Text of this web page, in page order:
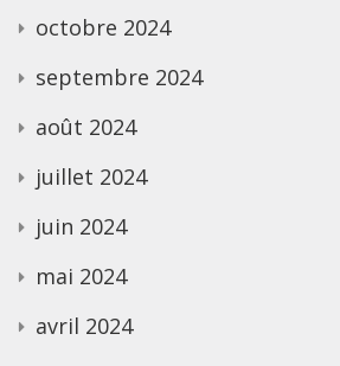
octobre 2024
septembre 2024
août 2024
juillet 2024
juin 2024
mai 2024
avril 2024